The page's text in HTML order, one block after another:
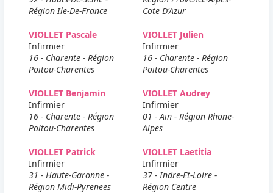
Région Ile-De-France
Cote D'Azur
VIOLLET Pascale
Infirmier
16 - Charente - Région
Poitou-Charentes
VIOLLET Julien
Infirmier
16 - Charente - Région
Poitou-Charentes
VIOLLET Benjamin
Infirmier
16 - Charente - Région
Poitou-Charentes
VIOLLET Audrey
Infirmier
01 - Ain - Région Rhone-
Alpes
VIOLLET Patrick
Infirmier
31 - Haute-Garonne -
Région Midi-Pyrenees
VIOLLET Laetitia
Infirmier
37 - Indre-Et-Loire -
Région Centre